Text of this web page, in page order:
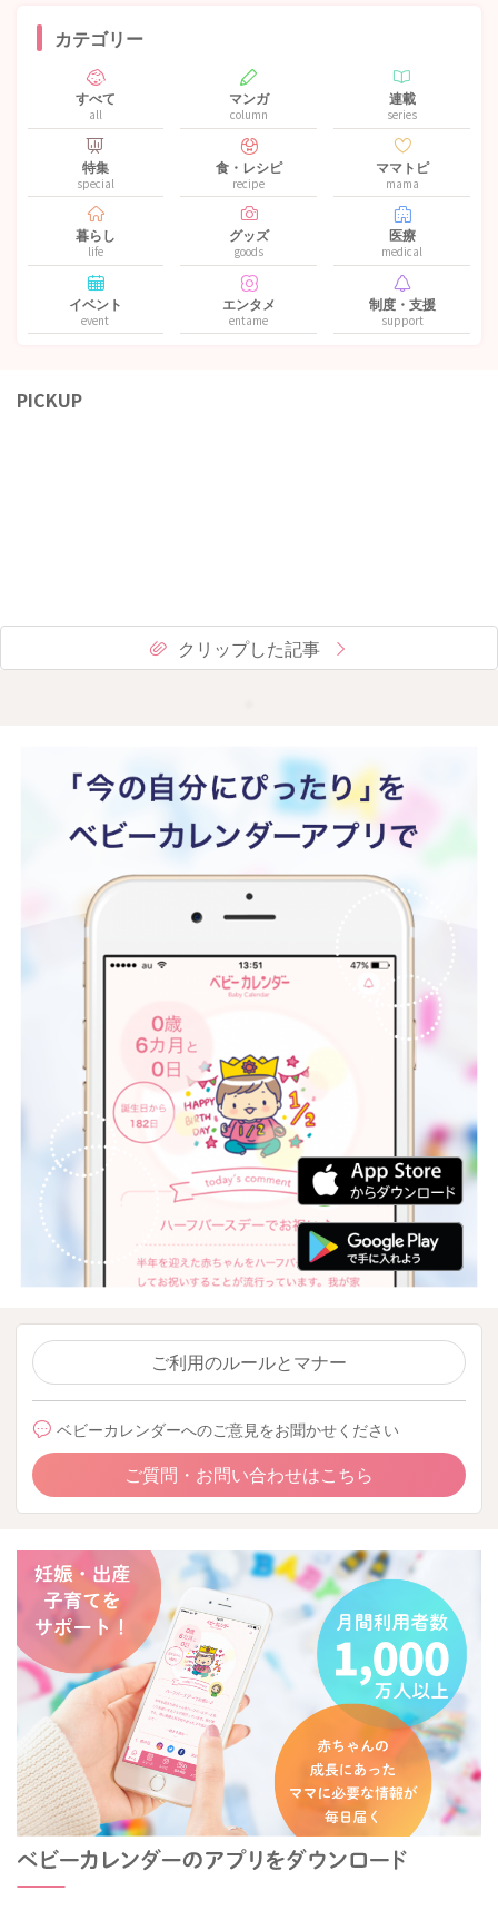
カテゴリー
すべて
all
マンガ
column
連載
series
特集
special
食・レシピ
recipe
ママトピ
mama
暮らし
life
グッズ
goods
医療
medical
イベント
event
エンタメ
entame
制度・支援
support
PICKUP
クリップした記事
ご利用のルールとマナー
ベビーカレンダーへのご意見をお聞かせください
ご質問・お問い合わせはこちら